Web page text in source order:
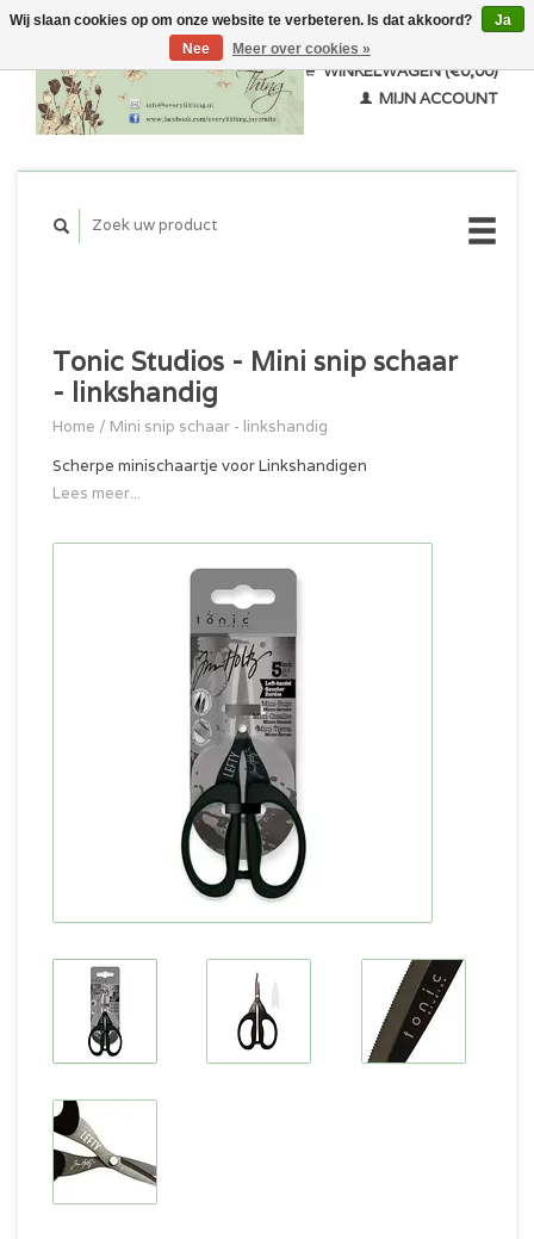
WINKELWAGEN (€0,00)
MIJN ACCOUNT
Tonic Studios - Mini snip schaar
- linkshandig
Home / Mini snip schaar - linkshandig
Scherpe minischaartje voor Linkshandigen
Lees meer...
Wij slaan cookies op om onze website te verbeteren. Is dat akkoord?
Ja
Nee
Meer over cookies »